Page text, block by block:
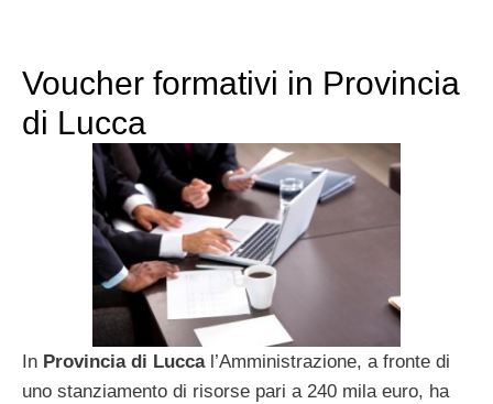
Voucher formativi in Provincia
di Lucca
In Provincia di Luccal’Amministrazione, a fronte di
uno stanziamento di risorse pari a 240 mila euro, ha